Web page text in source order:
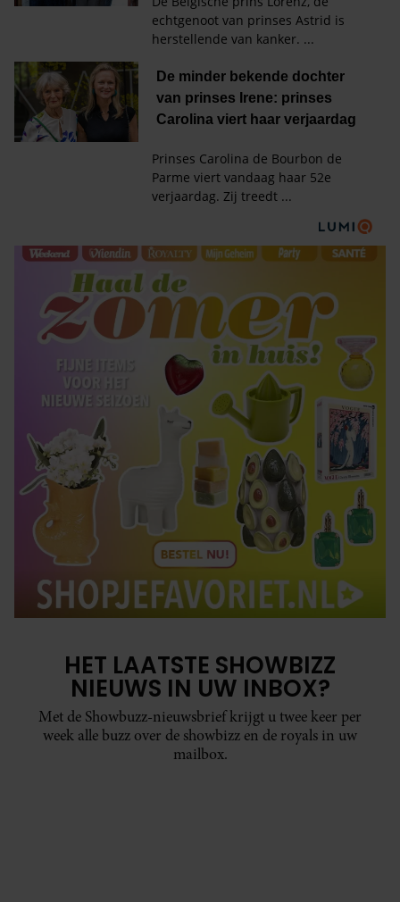
HET LAATSTE SHOWBIZZ
NIEUWS IN UW INBOX?
Met de Showbuzz-nieuwsbrief krijgt u twee keer per
week alle buzz over de showbizz en de royals in uw
mailbox.